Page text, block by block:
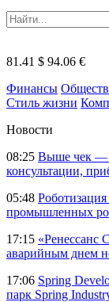
81.41 $ 94.06 €
Финансы
Стиль жизни
Новости
08:25 Выше чек —
консультации,
05:48
промышленных
17:15 «Ренессанс
аварийным днем
17:06 Spring
парк Spring